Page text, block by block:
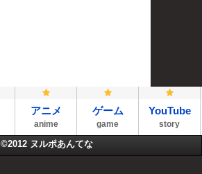
アニメ
anime
ゲーム
game
YouTube
story
©2012 ヌルポあんてな